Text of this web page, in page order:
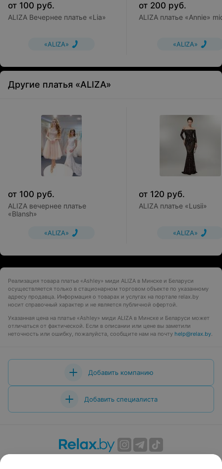
от 100 руб.
ALIZA Вечернее платье «Lia»
«ALIZA»
от 200 руб.
ALIZA платье «Annie»
«ALIZA»
Другие платья «ALIZA»
от 100 руб.
ALIZA вечернее платье
«Blansh»
«ALIZA»
от 120 руб.
ALIZA платье «Lusii»
«ALIZA»
Реализация товара платье «Ashley» миди ALIZA в Минске и Беларуси
осуществляется только в стационарном торговом объекте по указанному
адресу продавца. Информация о товарах и услугах на портале relax.by
носит справочный характер и не является публичной офертой.
Указанная цена на платье «Ashley» миди ALIZA в Минске и Беларуси может
отличаться от фактической. Если в описании или цене вы заметили
неточность или ошибку, пожалуйста, сообщите нам на почту help@relax.by.
Добавить компанию
Добавить специалиста